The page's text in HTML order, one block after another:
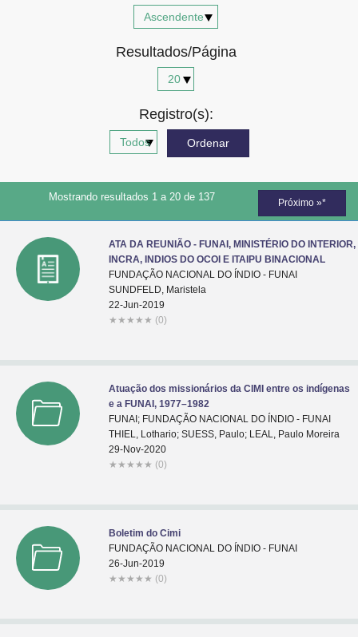
Resultados/Página
Registro(s):
Mostrando resultados 1 a 20 de 137 Próximo »*
ATA DA REUNIÃO - FUNAI, MINISTÉRIO DO INTERIOR,
INCRA, INDIOS DO OCOI E ITAIPU BINACIONAL
FUNDAÇÃO NACIONAL DO ÍNDIO - FUNAI
SUNDFELD, Maristela
22-Jun-2019
★ ★ ★ ★ ★ (0)
Atuação dos missionários da CIMI entre os indígenas
e a FUNAI, 1977–1982
FUNAI; FUNDAÇÃO NACIONAL DO ÍNDIO - FUNAI
THIEL, Lothario; SUESS, Paulo; LEAL, Paulo Moreira
29-Nov-2020
★ ★ ★ ★ ★ (0)
Boletim do Cimi
FUNDAÇÃO NACIONAL DO ÍNDIO - FUNAI
26-Jun-2019
★ ★ ★ ★ ★ (0)